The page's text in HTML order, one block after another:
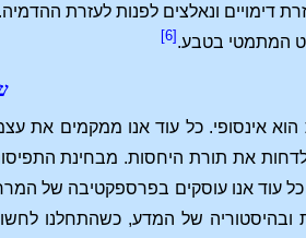
דימויים ונאלצים לפנות לעזרת
המתמטי בטבע. [6]
הוא אינסופי. כל עוד אנו ממקמים את
את תורת היחסות. מבחינת
עוד אנו עוסקים בפרספקטיבה של
ובהיסטוריה של המדע, כשהתחלנו